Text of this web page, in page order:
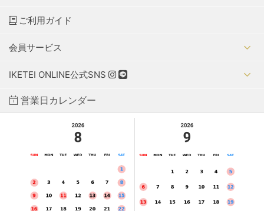
ご利用ガイド
会員サービス
IKETEI ONLINE公式SNS
営業日カレンダー